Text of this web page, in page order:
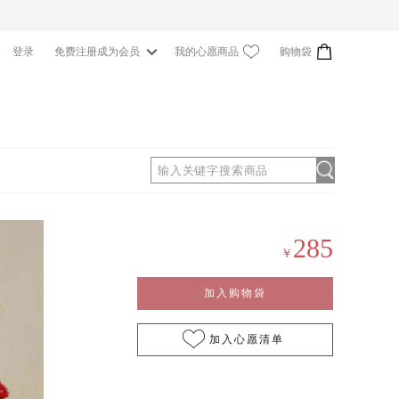
登录 免费注册成为会员 我的心愿商品 购物袋 0
￥ 285
加入购物袋
加入心愿清单